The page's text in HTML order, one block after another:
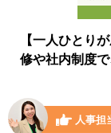
【一人ひとり
修や社内制度
人事担